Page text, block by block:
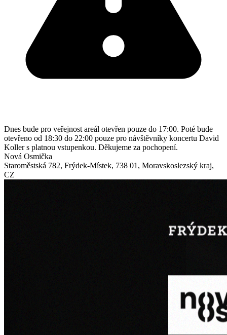
Dnes bude pro veřejnost areál otevřen pouze do 17:00. Poté bude
otevřeno od 18:30 do 22:00 pouze pro návštěvníky koncertu David
Koller s platnou vstupenkou. Děkujeme za pochopení.
Nová Osmička
Staroměstská 782, Frýdek-Místek, 738 01 , Moravskoslezský kraj,
CZ